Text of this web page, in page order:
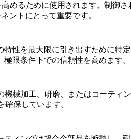
めるために使用されます。制御さ
ントにとって重要です。
性を最大限に引き出すために特
限条件下での信頼性を高めます。
械加工、研磨、またはコーティン
保しています。